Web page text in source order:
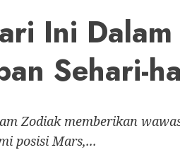
Ini
Sehari-
Zodiak memberikan
posisi Mars,...